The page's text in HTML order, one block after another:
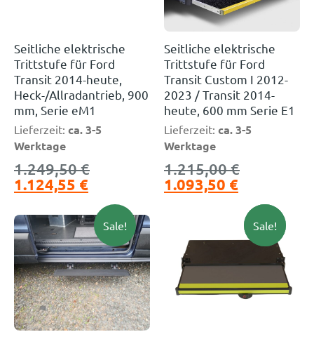
Seitliche elektrische
Trittstufe für Ford
Transit 2014-heute,
Heck-/Allradantrieb, 900
mm, Serie eM1
Lieferzeit: ca. 3-5
Werktage
1.249,50€
1.124,55 €
Seitliche elektrische
Trittstufe für Ford
Transit Custom I 2012-
2023 / Transit 2014-
heute, 600 mm Serie E1
Lieferzeit: ca. 3-5
Werktage
1.215,00€
1.093,50 €
Sale! Neu!
Sale!